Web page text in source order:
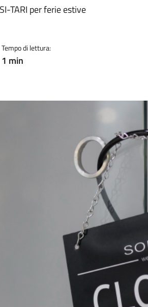
TARI per ferie estive
Tempo di lettura:
1 min